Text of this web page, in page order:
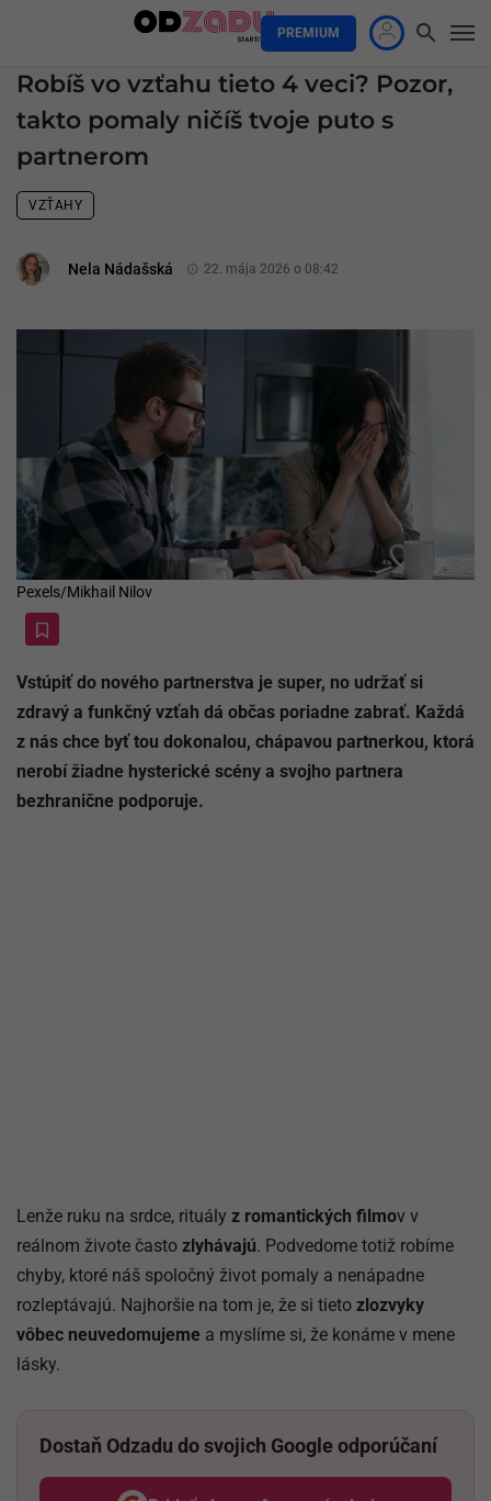
PREMIUM
Robíš vo vzťahu tieto 4 veci? Pozor,
takto pomaly ničíš tvoje puto s
partnerom
VZŤAHY
Nela Nádašská 22. mája 2026 o 08:42
Pexels/Mikhail Nilov
Vstúpiť do nového partnerstva je super, no udržať si
zdravý a funkčný vzťah dá občas poriadne zabrať. Každá
z nás chce byť tou dokonalou, chápavou partnerkou, ktorá
nerobí žiadne hysterické scény a svojho partnera
bezhranične podporuje.
Lenže ruku na srdce, rituály z romantických filmov v
reálnom živote často zlyhávajú. Podvedome totiž robíme
chyby, ktoré náš spoločný život pomaly a nenápadne
rozleptávajú. Najhoršie na tom je, že si tieto zlozvyky
vôbec neuvedomujeme a myslíme si, že konáme v mene
lásky.
Dostaň Odzadu do svojich Google odporúčaní